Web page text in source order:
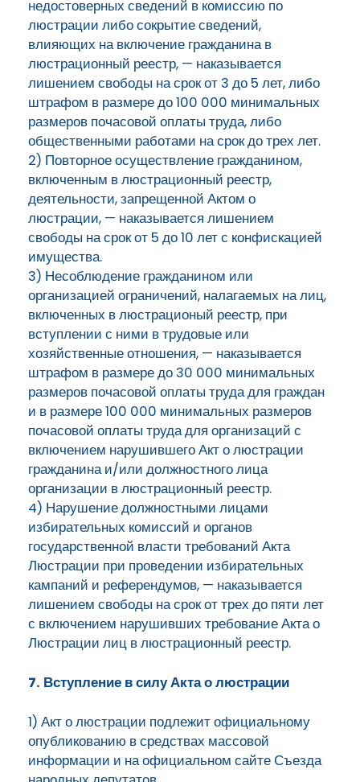
недостоверных сведений в комиссию по
люстрации либо сокрытие сведений,
влияющих на включение гражданина в
люстрационный реестр, — наказывается
лишением свободы на срок от 3 до 5 лет, либо
штрафом в размере до 100 000 минимальных
размеров почасовой оплаты труда, либо
общественными работами на срок до трех лет.
2) Повторное осуществление гражданином,
включенным в люстрационный реестр,
деятельности, запрещенной Актом о
люстрации, — наказывается лишением
свободы на срок от 5 до 10 лет с конфискацией
имущества.
3) Несоблюдение гражданином или
организацией ограничений, налагаемых на лиц,
включенных в люстрационый реестр, при
вступлении с ними в трудовые или
хозяйственные отношения, — наказывается
штрафом в размере до 30 000 минимальных
размеров почасовой оплаты труда для граждан
и в размере 100 000 минимальных размеров
почасовой оплаты труда для организаций с
включением нарушившего Акт о люстрации
гражданина и/или должностного лица
организации в люстрационный реестр.
4) Нарушение должностными лицами
избирательных комиссий и органов
государственной власти требований Акта
Люстрации при проведении избирательных
кампаний и референдумов, — наказывается
лишением свободы на срок от трех до пяти лет
с включением нарушивших требование Акта о
Люстрации лиц в люстрационный реестр.
7. Вступление в силу Акта о люстрации
1) Акт о люстрации подлежит официальному
опубликованию в средствах массовой
информации и на официальном сайте Съезда